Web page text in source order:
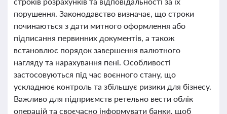
порушення. Законодавство визначає, що строки
починаються з дати митного оформлення або
підписання первинних документів, а також
встановлює порядок завершення валютного
нагляду та нарахування пені. Особливості
застосовуються під час воєнного стану, що
ускладнює контроль та збільшує ризики для бізнесу.
Важливо для підприємств ретельно вести облік
операцій та своєчасно інформувати банки, щоб